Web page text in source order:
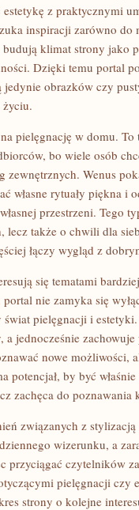
z praktycznymi
inspiracji zarówno do
klimat strony jako
Dzięki temu portal
obrazków czy
pielęgnację w domu.
bo wiele osób
zewnętrznych. Wenus
własne rytuały piękna i
przestrzeni. Tego
także o chwili dla
łączy wygląd z
się tematami
nie zamyka się
pielęgnacji i
jednocześnie
nowe możliwości,
potencjał, by być
zachęca do poznawania
związanych z
wizerunku, a
przyciągać czytelników
pielęgnacji czy
strony o kolejne